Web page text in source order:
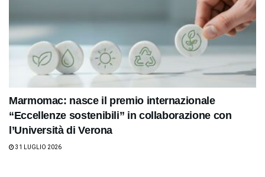
Marmomac: nasce il premio internazionale
“Eccellenze sostenibili” in collaborazione con
l’Università di Verona
31 LUGLIO 2026